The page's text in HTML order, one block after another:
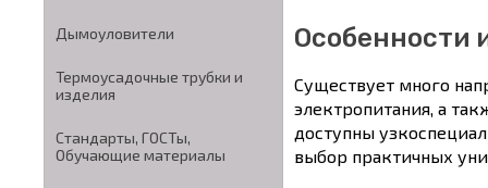
Дымоуловители
Термоусадочные трубки и
изделия
Стандарты, ГОСТы,
Обучающие материалы
Особенности
Существует много
электропитания, а
доступны
выбор практичных